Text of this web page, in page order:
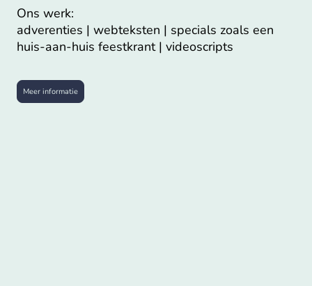
Ons werk:
adverenties | webteksten | specials zoals een
huis-aan-huis feestkrant | videoscripts
Meer informatie